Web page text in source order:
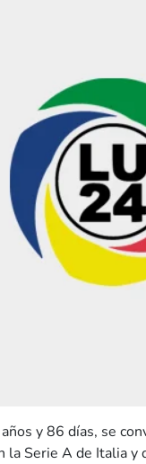
y 86 días, se
la Serie A de Italia y